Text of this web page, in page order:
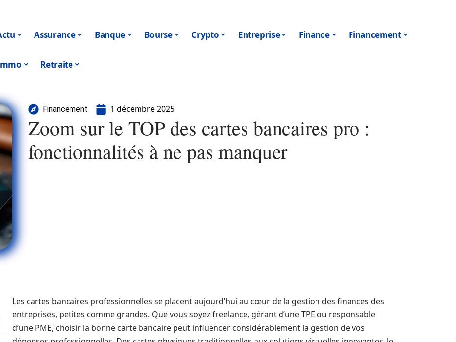
Actu Assurance Banque Bourse Crypto Entreprise Finance Financement
Immo Retraite
Financement 1 décembre 2025
Zoom sur le TOP des cartes bancaires pro :
fonctionnalités à ne pas manquer
Les cartes bancaires professionnelles se placent aujourd’hui au cœur de la gestion des finances des
entreprises, petites comme grandes. Que vous soyez freelance, gérant d’une TPE ou responsable
d’une PME, choisir la bonne carte bancaire peut influencer considérablement la gestion de vos